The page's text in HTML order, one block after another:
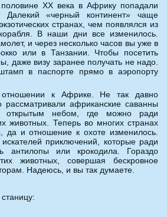
XX века в Африку попадали
Далекий «черный континент» чаще
странах, чем появлялся из
В наши дни все изменилось.
и через несколько часов вы уже в
или в Танзании. Чтобы посетить
даже визу заранее получать не надо.
в паспорте прямо в аэропорту
к Африке. Не так давно
африканские саванны
открытым небом, где можно ради
животных. Теперь во многих странах
да и отношение к охоте изменилось.
приключений, которые ради
антилопы или крокодила. Гораздо
животных, совершая бескровное
Надеюсь, и вы так думаете.